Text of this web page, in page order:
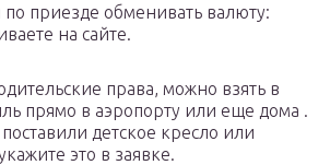
по приезде обменивать валюту:
на сайте.
права, можно взять в
прямо в аэропорту или еще дома .
детское кресло или
это в заявке.